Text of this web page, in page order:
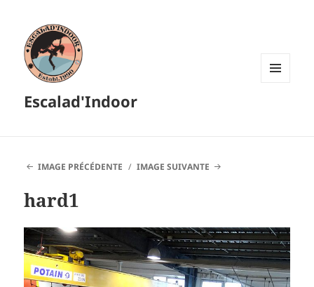
Escalad'Indoor
IMAGE PRÉCÉDENTE IMAGE SUIVANTE
hard1